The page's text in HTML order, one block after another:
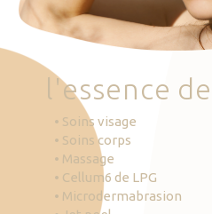
'essence de
• Soins visage
• Soins corps
• Massage
• Cellum6 de LPG
• Microdermabrasion